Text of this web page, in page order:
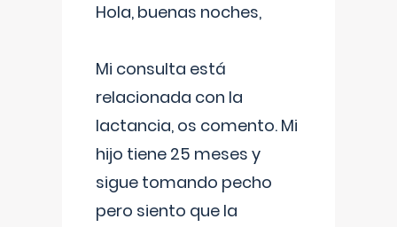
Hola, buenas noches,
Mi consulta está
relacionada con la
lactancia, os comento. Mi
hijo tiene 25 meses y
sigue tomando pecho
pero siento que la